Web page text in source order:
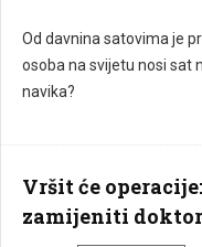
Od davnina satovima je
osoba na svijetu nosi sat
navika?
Vršit će
zamijeniti